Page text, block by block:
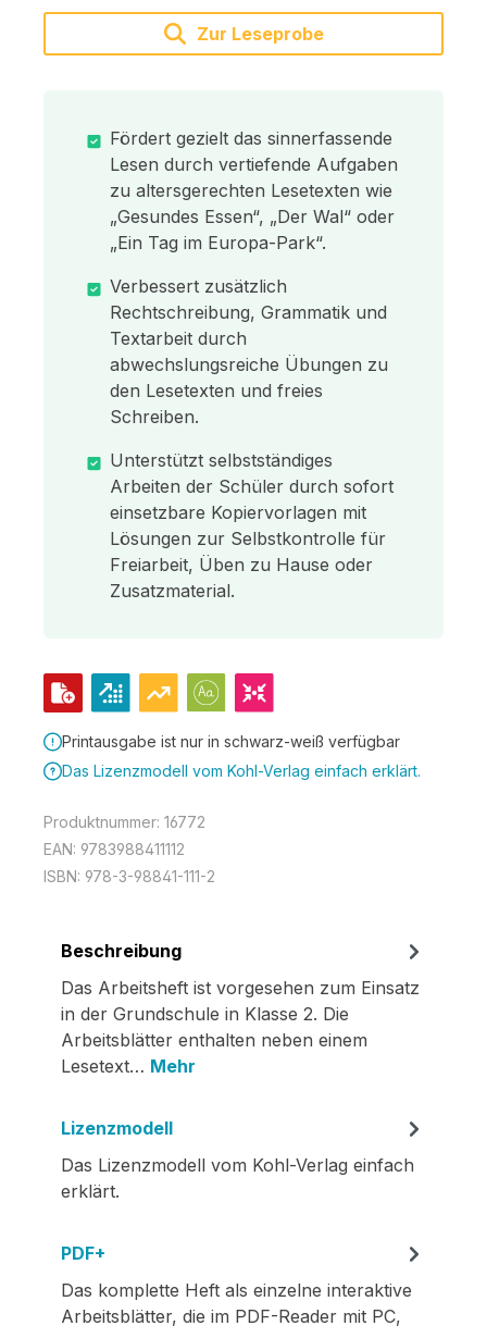
Zur Leseprobe
Fördert gezielt das sinnerfassende
Lesen durch vertiefende Aufgaben
zu altersgerechten Lesetexten wie
„Gesundes Essen“, „Der Wal“ oder
„Ein Tag im Europa-Park“.
Verbessert zusätzlich
Rechtschreibung, Grammatik und
Textarbeit durch
abwechslungsreiche Übungen zu
den Lesetexten und freies
Schreiben.
Unterstützt selbstständiges
Arbeiten der Schüler durch sofort
einsetzbare Kopiervorlagen mit
Lösungen zur Selbstkontrolle für
Freiarbeit, Üben zu Hause oder
Zusatzmaterial.
Printausgabe ist nur in schwarz-weiß verfügbar
Das Lizenzmodell vom Kohl-Verlag einfach erklärt.
Produktnummer: 16772
EAN: 9783988411112
ISBN: 978-3-98841-111-2
Beschreibung
Das Arbeitsheft ist vorgesehen zum Einsatz
in der Grundschule in Klasse 2. Die
Arbeitsblätter enthalten neben einem
Lesetext… Mehr
Lizenzmodell
Das Lizenzmodell vom Kohl-Verlag einfach
erklärt.
PDF+
Das komplette Heft als einzelne interaktive
Arbeitsblätter, die im PDF-Reader mit PC,